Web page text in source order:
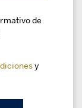
de
y